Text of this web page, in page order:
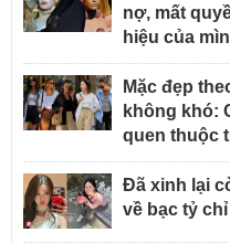
nợ, mất
hiệu của
Mặc đẹp
không khó:
quen thuộc
Đã xinh lại
về bạc tỷ